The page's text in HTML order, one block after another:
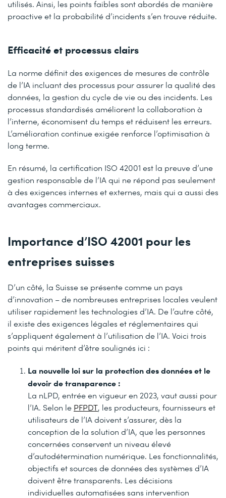
utilisés. Ainsi, les points faibles sont abordés de manière
proactive et la probabilité d’incidents s’en trouve réduite.
Efficacité et processus clairs
La norme définit des exigences de mesures de contrôle
de l’IA incluant des processus pour assurer la qualité des
données, la gestion du cycle de vie ou des incidents. Les
processus standardisés améliorent la collaboration à
l’interne, économisent du temps et réduisent les erreurs.
L’amélioration continue exigée renforce l’optimisation à
long terme.
En résumé, la certification ISO 42001 est la preuve d’une
gestion responsable de l’IA qui ne répond pas seulement
à des exigences internes et externes, mais qui a aussi des
avantages commerciaux.
Importance d’ISO 42001 pour les
entreprises suisses
D’un côté, la Suisse se présente comme un pays
d’innovation – de nombreuses entreprises locales veulent
utiliser rapidement les technologies d’IA. De l’autre côté,
il existe des exigences légales et réglementaires qui
s’appliquent également à l’utilisation de l’IA. Voici trois
points qui méritent d’être soulignés ici :
La nouvelle loi sur la protection des données et le
devoir de transparence :
La nLPD, entrée en vigueur en 2023, vaut aussi pour
l’IA. Selon le PFPDT, les producteurs, fournisseurs et
utilisateurs de l’IA doivent s’assurer, dès la
conception de la solution d’IA, que les personnes
concernées conservent un niveau élevé
d’autodétermination numérique. Les fonctionnalités,
objectifs et sources de données des systèmes d’IA
doivent être transparents. Les décisions
individuelles automatisées sans intervention